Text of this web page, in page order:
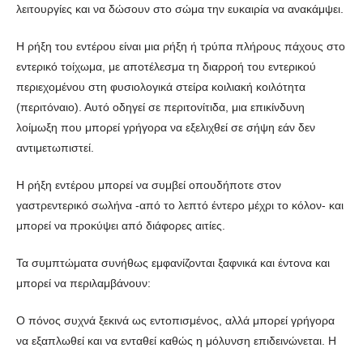
λειτουργίες και να δώσουν στο σώμα την ευκαιρία να ανακάμψει.
Η ρήξη του εντέρου είναι μια ρήξη ή τρύπα πλήρους πάχους στο
εντερικό τοίχωμα, με αποτέλεσμα τη διαρροή του εντερικού
περιεχομένου στη φυσιολογικά στείρα κοιλιακή κοιλότητα
(περιτόναιο). Αυτό οδηγεί σε περιτονίτιδα, μια επικίνδυνη
λοίμωξη που μπορεί γρήγορα να εξελιχθεί σε σήψη εάν δεν
αντιμετωπιστεί.
Η ρήξη εντέρου μπορεί να συμβεί οπουδήποτε στον
γαστρεντερικό σωλήνα -από το λεπτό έντερο μέχρι το κόλον- και
μπορεί να προκύψει από διάφορες αιτίες.
Τα συμπτώματα συνήθως εμφανίζονται ξαφνικά και έντονα και
μπορεί να περιλαμβάνουν:
Ο πόνος συχνά ξεκινά ως εντοπισμένος, αλλά μπορεί γρήγορα
να εξαπλωθεί και να ενταθεί καθώς η μόλυνση επιδεινώνεται. Η